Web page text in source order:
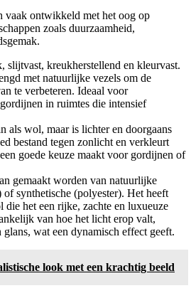
vaak ontwikkeld met het oog op
zoals duurzaamheid,
slijtvast, kreukherstellend en kleurvast.
met natuurlijke vezels om de
te verbeteren. Ideaal voor
in ruimtes die intensief
als wol, maar is lichter en doorgaans
bestand tegen zonlicht en verkleurt
goede keuze maakt voor gordijnen of
gemaakt worden van natuurlijke
of synthetische (polyester). Het heeft
die het een rijke, zachte en luxueuze
van hoe het licht erop valt,
wat een dynamisch effect geeft.
look met een krachtig beeld